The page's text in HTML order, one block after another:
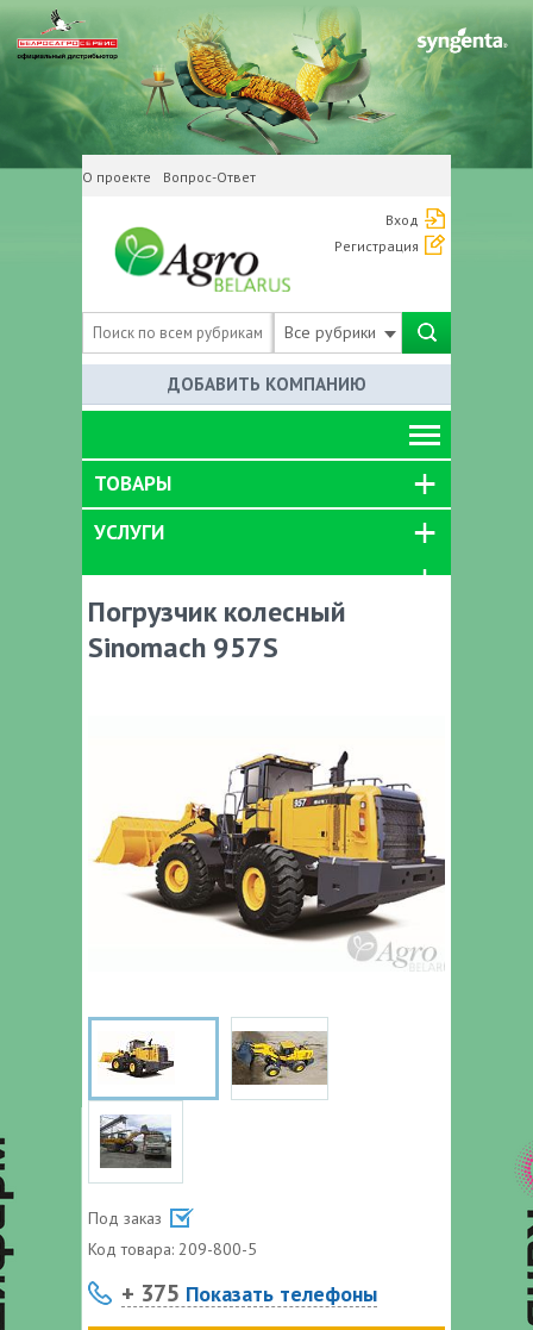
О проекте Вопрос-Ответ
Вход
Регистрация
Все рубрики
ДОБАВИТЬ КОМПАНИЮ
ТОВАРЫ
УСЛУГИ
Погрузчик колесный
Sinomach 957S
Под заказ
Код товара: 209-800-5
+ 375 Показать телефоны